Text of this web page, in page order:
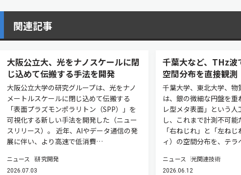
関連記事
大阪公立大、光をナノスケールに閉
じ込めて伝搬する手法を開発
大阪公立大学の研究グループは、光をナノ
メートルスケールに閉じ込めて伝搬する
「表面プラズモンポラリトン（SPP）」を
可視化する新しい手法を開発した（ニュー
スリリース）。 近年、AIやデータ通信の発
展に伴い、より高速で低消費…
ニュース 研究開発
2026.07.03
千葉大など、THz波
空間分布を直接観測
千葉大学、東北大学、物
は、銀の微細な円盤を
レ型メタ表面」という人
し、これまで計測不可
「右ねじれ」と「左ね
ィ）の空間分布を、テ
ニュース 光関連技術
2026.06.12